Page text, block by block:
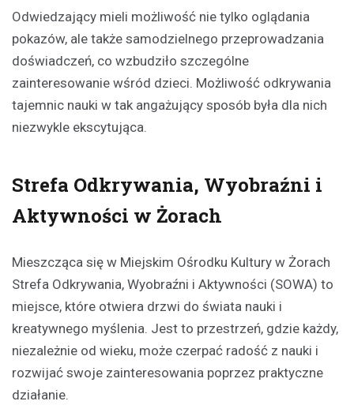
Odwiedzający mieli możliwość nie tylko oglądania
pokazów, ale także samodzielnego przeprowadzania
doświadczeń, co wzbudziło szczególne
zainteresowanie wśród dzieci. Możliwość odkrywania
tajemnic nauki w tak angażujący sposób była dla nich
niezwykle ekscytująca.
Strefa Odkrywania, Wyobraźni i
Aktywności w Żorach
Mieszcząca się w Miejskim Ośrodku Kultury w Żorach
Strefa Odkrywania, Wyobraźni i Aktywności (SOWA) to
miejsce, które otwiera drzwi do świata nauki i
kreatywnego myślenia. Jest to przestrzeń, gdzie każdy,
niezależnie od wieku, może czerpać radość z nauki i
rozwijać swoje zainteresowania poprzez praktyczne
działanie.